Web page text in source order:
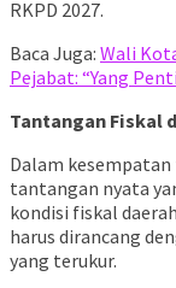
RKPD 2027.
Baca Juga: Wali
Pejabat: “Yang
Tantangan Fiskal
Dalam
tantangan nyata
kondisi fiskal
harus dirancang
yang terukur.